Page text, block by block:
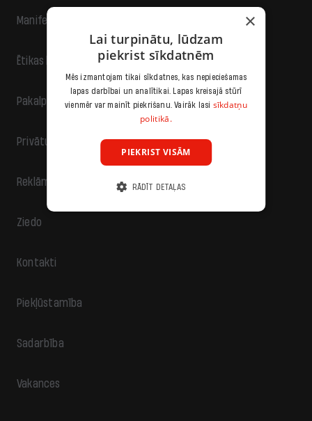
Manifests
Ētikas kodekss
Pakalpojumu sniegšanas noteikumi
Privātuma politika
Reklāma
Ziedo
Kontakti
Piekļūstamība
Sadarbība
Vakances
×
Lai turpinātu, lūdzam
piekrist sīkdatnēm
Mēs izmantojam tikai sīkdatnes, kas nepieciešamas
lapas darbībai un analītikai. Lapas kreisajā stūrī
vienmēr var mainīt piekrišanu. Vairāk lasi sīkdatņu
politikā.
PIEKRIST VISĀM
RĀDĪT DETAĻAS